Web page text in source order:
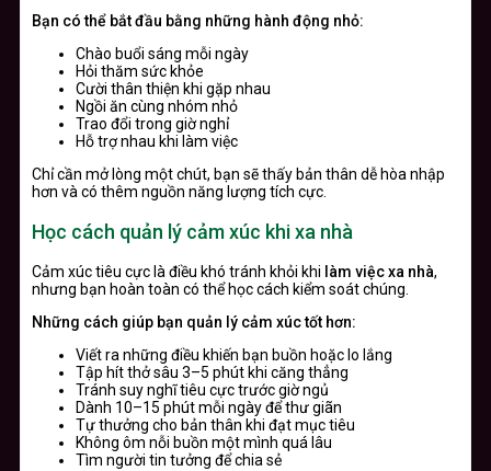
Bạn có thể bắt đầu bằng những hành động nhỏ:
Chào buổi sáng mỗi ngày
Hỏi thăm sức khỏe
Cười thân thiện khi gặp nhau
Ngồi ăn cùng nhóm nhỏ
Trao đổi trong giờ nghỉ
Hỗ trợ nhau khi làm việc
Chỉ cần mở lòng một chút, bạn sẽ thấy bản thân dễ hòa nhập
hơn và có thêm nguồn năng lượng tích cực.
Học cách quản lý cảm xúc khi xa nhà
Cảm xúc tiêu cực là điều khó tránh khỏi khi làm việc xa nhà,
nhưng bạn hoàn toàn có thể học cách kiểm soát chúng.
Những cách giúp bạn quản lý cảm xúc tốt hơn:
Viết ra những điều khiến bạn buồn hoặc lo lắng
Tập hít thở sâu 3–5 phút khi căng thẳng
Tránh suy nghĩ tiêu cực trước giờ ngủ
Dành 10–15 phút mỗi ngày để thư giãn
Tự thưởng cho bản thân khi đạt mục tiêu
Không ôm nỗi buồn một mình quá lâu
Tìm người tin tưởng để chia sẻ